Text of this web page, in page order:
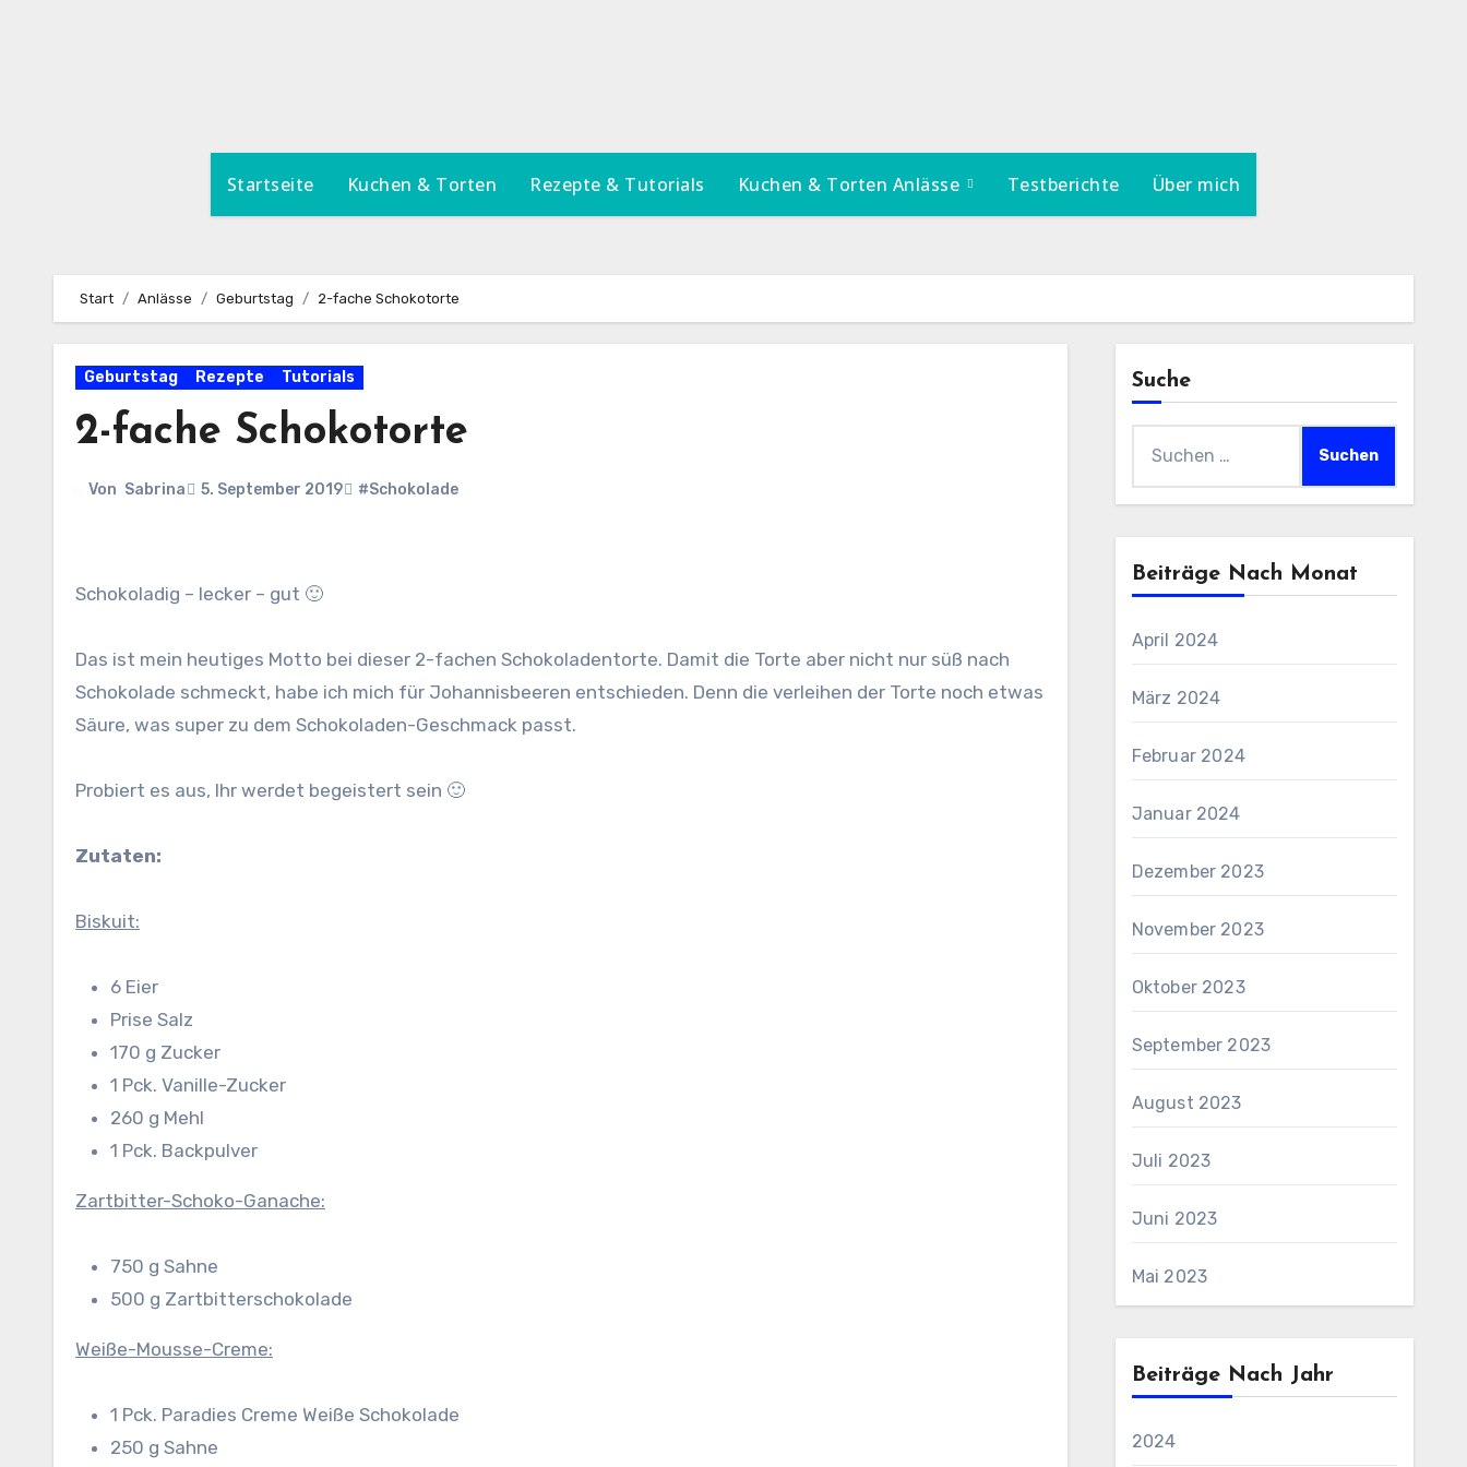
Startseite Kuchen & Torten Rezepte & Tutorials Kuchen & Torten Anlässe Testberichte Über mich
Start Anlässe Geburtstag 2-fache Schokotorte
Geburtstag Rezepte Tutorials
2-fache Schokotorte
Von Sabrina 5. September 2019 #Schokolade
Schokoladig – lecker – gut 🙂
Das ist mein heutiges Motto bei dieser 2-fachen Schokoladentorte. Damit die Torte aber nicht nur süß nach
Schokolade schmeckt, habe ich mich für Johannisbeeren entschieden. Denn die verleihen der Torte noch etwas
Säure, was super zu dem Schokoladen-Geschmack passt.
Probiert es aus, Ihr werdet begeistert sein 🙂
Zutaten:
Biskuit:
6 Eier
Prise Salz
170 g Zucker
1 Pck. Vanille-Zucker
260 g Mehl
1 Pck. Backpulver
Zartbitter-Schoko-Ganache:
750 g Sahne
500 g Zartbitterschokolade
Weiße-Mousse-Creme:
1 Pck. Paradies Creme Weiße Schokolade
250 g Sahne
Suche
nach:
Beiträge Nach Monat
April 2024
März 2024
Februar 2024
Januar 2024
Dezember 2023
November 2023
Oktober 2023
September 2023
August 2023
Juli 2023
Juni 2023
Mai 2023
Beiträge Nach Jahr
2024